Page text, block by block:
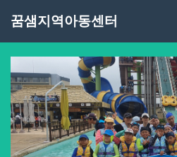
꿈샘지역아동센터